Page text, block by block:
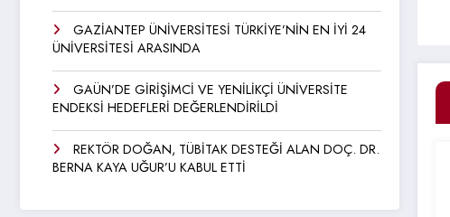
GAZİANTEP ÜNİVERSİTESİ TÜRKİYE’NİN EN İYİ 24
ÜNİVERSİTESİ ARASINDA
GAÜN’DE GİRİŞİMCİ VE YENİLİKÇİ ÜNİVERSİTE
ENDEKSİ HEDEFLERİ DEĞERLENDİRİLDİ
REKTÖR DOĞAN, TÜBİTAK DESTEĞİ ALAN DOÇ. DR.
BERNA KAYA UĞUR’U KABUL ETTİ